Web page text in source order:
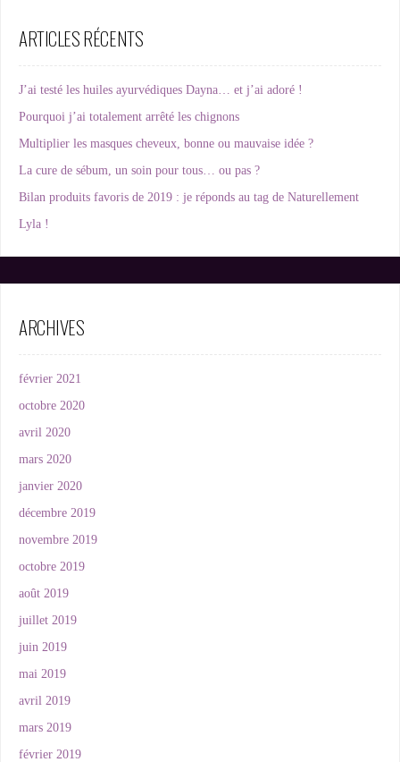
ARTICLES RÉCENTS
J’ai testé les huiles ayurvédiques Dayna… et j’ai adoré !
Pourquoi j’ai totalement arrêté les chignons
Multiplier les masques cheveux, bonne ou mauvaise idée ?
La cure de sébum, un soin pour tous… ou pas ?
Bilan produits favoris de 2019 : je réponds au tag de Naturellement
Lyla !
ARCHIVES
février 2021
octobre 2020
avril 2020
mars 2020
janvier 2020
décembre 2019
novembre 2019
octobre 2019
août 2019
juillet 2019
juin 2019
mai 2019
avril 2019
mars 2019
février 2019